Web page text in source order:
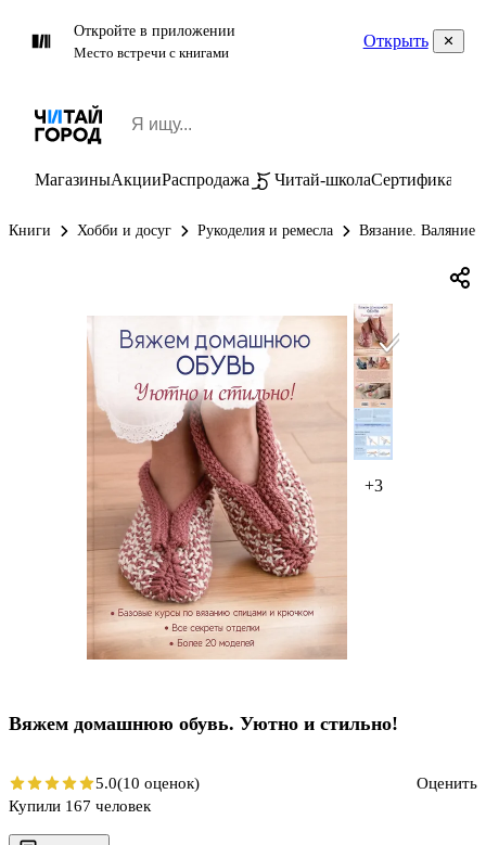
Откройте в приложении
Место встречи с книгами
Открыть
МагазиныАкцииРаспродажа Читай-школаСертификаты
Книги Хобби и досуг Рукоделия и ремесла Вязание. Валяние
+3
Вяжем домашнюю обувь. Уютно и стильно!
5.0(10 оценок)
Оценить
Купили 167 человек